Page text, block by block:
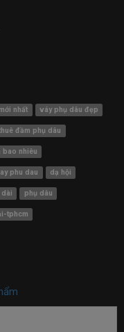
nhất váy phụ dâu đẹp
đầm phụ dâu
bao nhiêu
phu dau dạ hội
dài phụ dâu
tphcm